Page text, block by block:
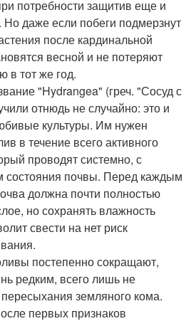
потребности защитив еще и
даже если побеги подмерзнут
после кардинальной
весной и не потеряют
в тот же год.
"Hydrangea" (греч. "Сосуд с
отнюдь не случайно: это и
культуры. Им нужен
в течение всего активного
проводят системно, с
состояния почвы. Перед каждым
должна почти полностью
но сохранять влажность
свести на нет риск
постепенно сокращают,
редким, всего лишь не
земляного кома.
первых признаков